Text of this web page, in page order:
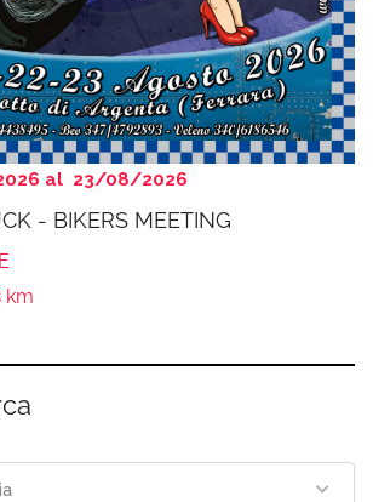
al 23/08/2026
- BIKERS MEETING
km